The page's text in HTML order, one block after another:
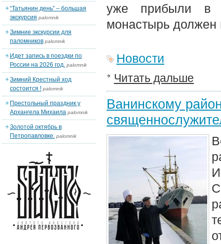
уже прибыли в
монастырь должен
Новости
Читать дальше
Ванинскому
“Татьянин день” – большая
экскурсия palomnik
Зимние экскурсии для
паломников palomnik
Идет запись в поездки по
России на 2026 год. palomnik
Зимний Крестный ход
состоится ! palomnik
Престольный праздник у
Архангела Михаила palomnik
Золотой октябрь в
Петропавловке. palomnik